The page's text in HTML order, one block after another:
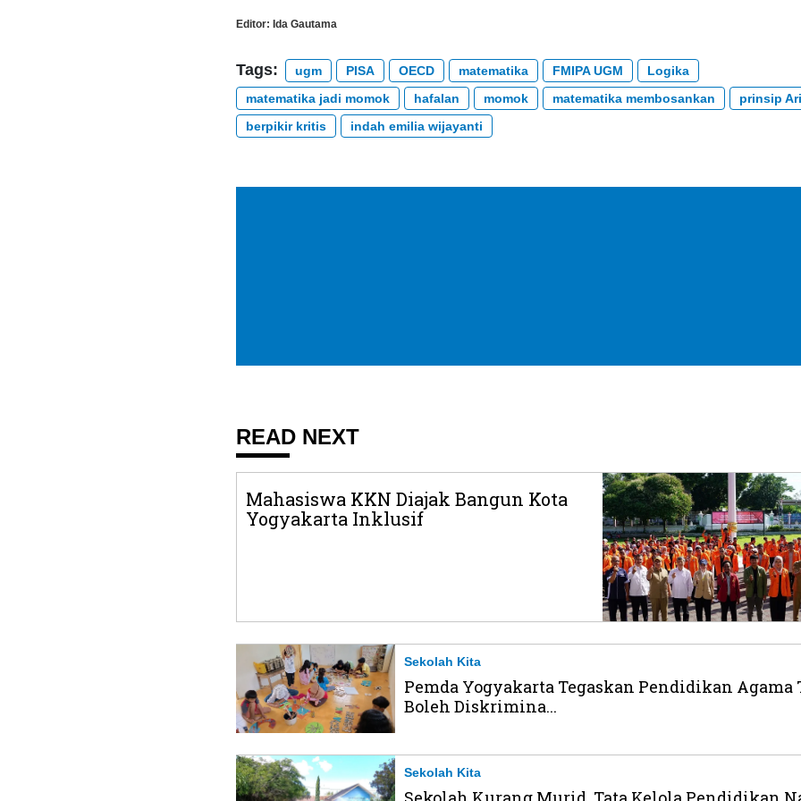
Editor: Ida Gautama
Tags: ugm PISA OECD matematika FMIPA UGM
Logika
matematika jadi momok
hafalan momok matematika membosankan
prinsip
berpikir kritis
indah emilia wijayanti
READ NEXT
Mahasiswa KKN Diajak Bangun Kota
Yogyakarta Inklusif
Sekolah Kita
Pemda Yogyakarta Tegaskan Pendidikan Agama
Boleh Diskrimina...
Sekolah Kita